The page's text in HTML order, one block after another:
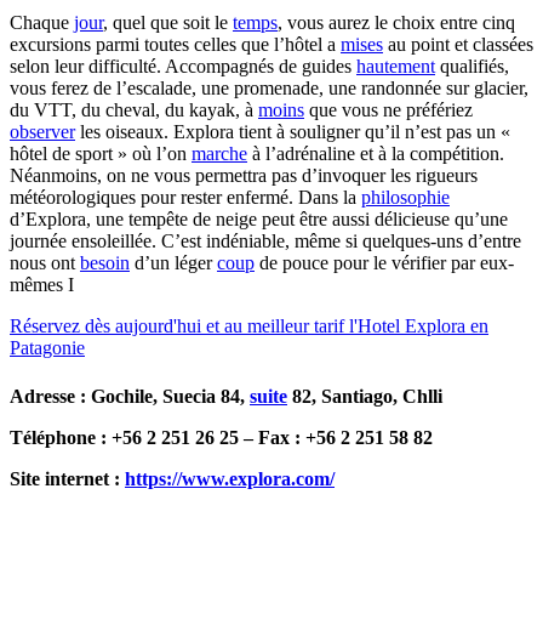
Chaque jour, quel que soit le temps, vous aurez le choix entre cinq
excursions parmi toutes celles que l’hôtel a mises au point et classées
selon leur difficulté. Accompagnés de guides hautement qualifiés,
vous ferez de l’escalade, une promenade, une randonnée sur glacier,
du VTT, du cheval, du kayak, à moins que vous ne préfériez
observerles oiseaux. Explora tient à souligner qu’il n’est pas un «
hôtel de sport » où l’on marche à l’adrénaline et à la compétition.
Néanmoins, on ne vous permettra pas d’invoquer les rigueurs
météorologiques pour rester enfermé. Dans la philosophie
d’Explora, une tempête de neige peut être aussi délicieuse qu’une
journée ensoleillée. C’est indéniable, même si quelques-uns d’entre
nous ont besoin d’un légercoup de pouce pour le vérifier par eux-
mêmes I
Réservez dès aujourd'hui et au meilleur tarif l'Hotel Explora en
Patagonie
Adresse : Gochile, Suecia 84, suite 82, Santiago, Chlli
Téléphone : +56 2 251 26 25 – Fax : +56 2 251 58 82
Site internet : https://www.explora.com/